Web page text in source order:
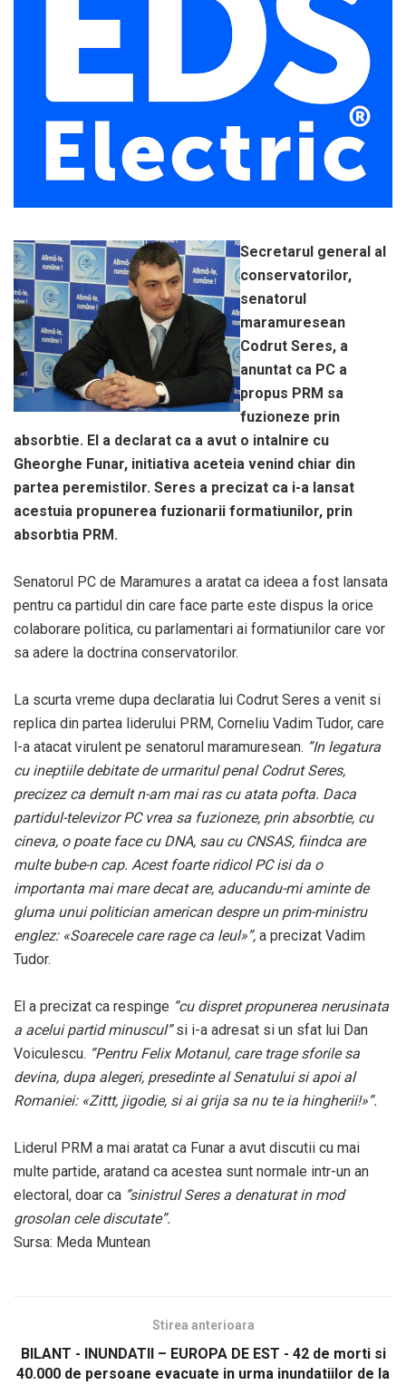
Secretarul general al
conservatorilor,
senatorul
maramuresean
Codrut Seres, a
anuntat ca PC a
propus PRM sa
fuzioneze prin
absorbtie. El a declarat ca a avut o intalnire cu
Gheorghe Funar, initiativa aceteia venind chiar din
partea peremistilor. Seres a precizat ca i-a lansat
acestuia propunerea fuzionarii formatiunilor, prin
absorbtia PRM.
Senatorul PC de Maramures a aratat ca ideea a fost lansata
pentru ca partidul din care face parte este dispus la orice
colaborare politica, cu parlamentari ai formatiunilor care vor
sa adere la doctrina conservatorilor.
La scurta vreme dupa declaratia lui Codrut Seres a venit si
replica din partea liderului PRM, Corneliu Vadim Tudor, care
l-a atacat virulent pe senatorul maramuresean. ”In legatura
cu ineptiile debitate de urmaritul penal Codrut Seres,
precizez ca demult n-am mai ras cu atata pofta. Daca
partidul-televizor PC vrea sa fuzioneze, prin absorbtie, cu
cineva, o poate face cu DNA, sau cu CNSAS, fiindca are
multe bube-n cap. Acest foarte ridicol PC isi da o
importanta mai mare decat are, aducandu-mi aminte de
gluma unui politician american despre un prim-ministru
englez: «Soarecele care rage ca leul»”, a precizat Vadim
Tudor.
El a precizat ca respinge ”cu dispret propunerea nerusinata
a acelui partid minuscul”si i-a adresat si un sfat lui Dan
Voiculescu. ”Pentru Felix Motanul, care trage sforile sa
devina, dupa alegeri, presedinte al Senatului si apoi al
Romaniei: «Zittt, jigodie, si ai grija sa nu te ia hingherii!»”.
Liderul PRM a mai aratat ca Funar a avut discutii cu mai
multe partide, aratand ca acestea sunt normale intr-un an
electoral, doar ca ”sinistrul Seres a denaturat in mod
grosolan cele discutate”.
Sursa: Meda Muntean
Stirea anterioara
BILANT - INUNDATII – EUROPA DE EST - 42 de morti si
40.000 de persoane evacuate in urma inundatiilor de la